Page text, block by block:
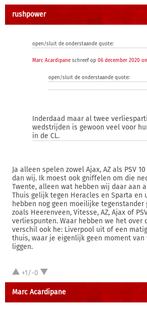
rushpower
open/sluit de onderstaande quote:
Marc Acardipane schreef op 06 december 2020
open/sluit de onderstaande quote:
Inderdaad maar al twee
wedstrijden is gewoon veel voor
in de CL.
Ja alleen spelen zowel Ajax, AZ als PSV
dan wij. Ik moest ook gniffelen om die
Twente, alleen wat hebben wij daar aan
Thuis gelijk tegen Heracles en Sparta en
hebben nog geen moeilijke tegenstander
zoals Heerenveen, Vitesse, AZ, Ajax of
verliespunten. Waar hebben we het over
verschil ook he: Liverpool uit of een
thuis, waar je eigenlijk geen moment van
liggen.
+1/-0
Marc Acardipane